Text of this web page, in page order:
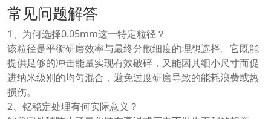
常见问题解答
1、为何选择0.05mm这一特定粒径？
该粒径是平衡研磨效率与最终分散细度的理想选择。它既能
提供足够的冲击能量实现有效破碎，又能因其细小尺寸而促
进纳米级别的均匀混合，避免过度研磨导致的能耗浪费或热
损伤。
2、钇稳定处理有何实际意义？